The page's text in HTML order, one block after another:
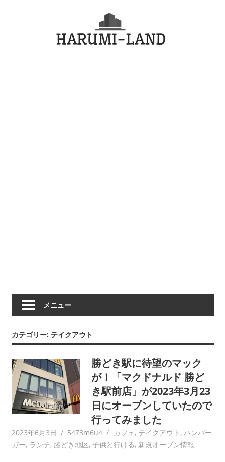
メニュー
カテゴリー: テイクアウト
勝どき駅に待望のマック
が！「マクドナルド 勝ど
き駅前店」が2023年3月23
日にオープンしていたので
行ってみました
2023年6月3日 5473m6u4 カフェ, テイクアウト , ハンバー
ガー, ランチ, 勝どき地区, 子供と行ける, 新規オープン情報